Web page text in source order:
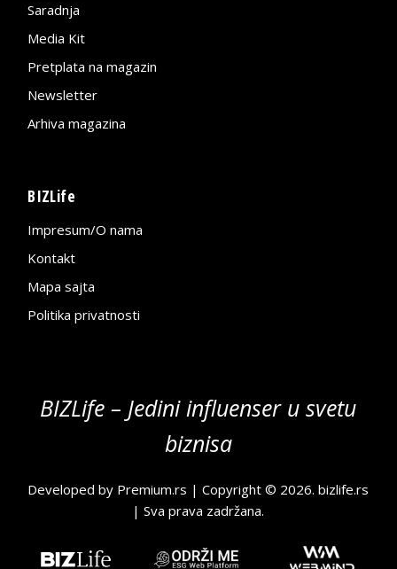
Saradnja
Media Kit
Pretplata na magazin
Newsletter
Arhiva magazina
BIZLife
Impresum/O nama
Kontakt
Mapa sajta
Politika privatnosti
BIZLife – Jedini influenser u svetu
biznisa
Developed by Premium.rs | Copyright © 2026.bizlife.rs
| Sva prava zadržana.